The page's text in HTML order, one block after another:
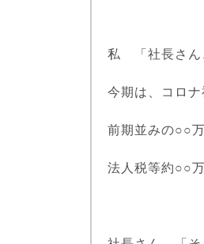
私 「社長さん
今期は、コロ
前期並みの○○
法人税等約○○